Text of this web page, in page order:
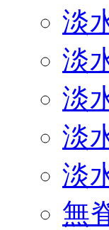
淡
淡
淡
淡
淡
無